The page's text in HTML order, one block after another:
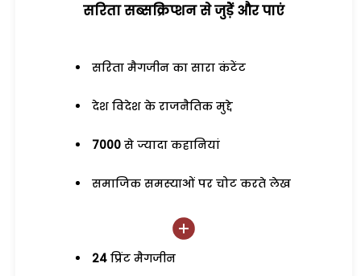
सरिता सब्सक्रिप्शन से जुड़ेें और पाएं
सरिता मैगजीन का सारा कंटेंट
देश विदेश के राजनैतिक मुद्दे
7000 से ज्यादा कहानियां
समाजिक समस्याओं पर चोट करते लेख
24 प्रिंट मैगजीन